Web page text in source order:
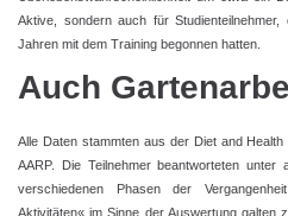
Aktive, sondern auch für
Jahren mit dem Training begonnen hatten.
Auch
Alle Daten stammten aus der Diet and
AARP. Die Teilnehmer beantworteten
verschiedenen Phasen der
Aktivitäten« im Sinne der Auswertung galten